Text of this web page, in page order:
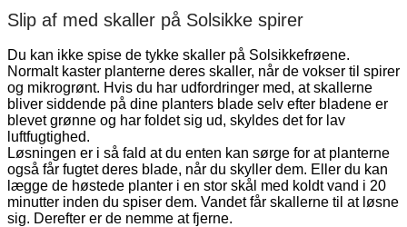
Slip af med skaller på Solsikke spirer
Du kan ikke spise de tykke skaller på Solsikkefrøene.
Normalt kaster planterne deres skaller, når de vokser til spirer
og mikrogrønt. Hvis du har udfordringer med, at skallerne
bliver siddende på dine planters blade selv efter bladene er
blevet grønne og har foldet sig ud, skyldes det for lav
luftfugtighed.
Løsningen er i så fald at du enten kan sørge for at planterne
også får fugtet deres blade, når du skyller dem. Eller du kan
lægge de høstede planter i en stor skål med koldt vand i 20
minutter inden du spiser dem. Vandet får skallerne til at løsne
sig. Derefter er de nemme at fjerne.